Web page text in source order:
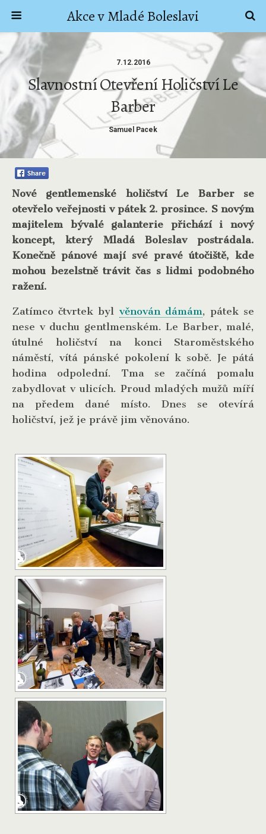
Akce v Mladé Boleslavi
7.12.2016
Slavnostní Otevření Holičství Le
Barber
Samuel Pacek
Nové gentlemenské holičství Le Barber se
otevřelo veřejnosti v pátek 2. prosince. S novým
majitelem bývalé galanterie přichází i nový
koncept, který Mladá Boleslav postrádala.
Konečně pánové mají své pravé útočiště, kde
mohou bezelstně trávit čas s lidmi podobného
ražení.
Zatímco čtvrtek byl věnován dámám, pátek se
nese v duchu gentlmenském. Le Barber, malé,
útulné holičství na konci Staroměstského
náměstí, vítá pánské pokolení k sobě. Je pátá
hodina odpolední. Tma se začíná pomalu
zabydlovat v ulicích. Proud mladých mužů míří
na předem dané místo. Dnes se otevírá
holičství, jež je právě jim věnováno.